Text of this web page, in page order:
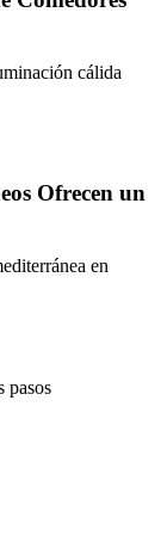
cálida
Ofrecen un
en
pasos